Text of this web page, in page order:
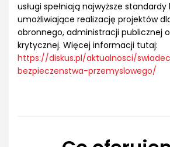
usługi spełniają najwyższe
umożliwiające realizację projektów
obronnego, administracji publicznej
krytycznej. Więcej informacji tutaj:
https://diskus.pl/aktualnosci/
bezpieczenstwa-przemyslowego/